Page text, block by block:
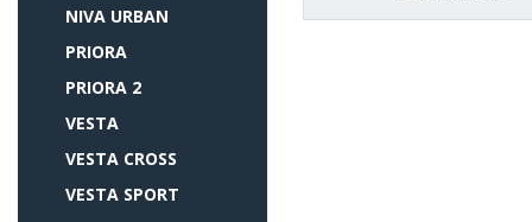
NIVA URBAN
PRIORA
PRIORA 2
VESTA
VESTA CROSS
VESTA SPORT